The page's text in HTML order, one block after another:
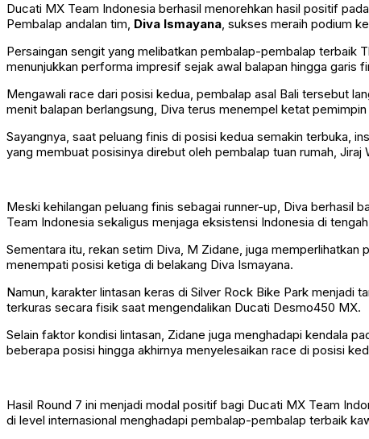
Ducati MX Team Indonesia berhasil menorehkan hasil positif
Pembalap andalan tim, Diva Ismayana, sukses meraih podium
Persaingan sengit yang melibatkan pembalap-pembalap terbaik
menunjukkan performa impresif sejak awal balapan hingga garis
Mengawali race dari posisi kedua, pembalap asal Bali tersebut
menit balapan berlangsung, Diva terus menempel ketat
Sayangnya, saat peluang finis di posisi kedua semakin terbuka,
yang membuat posisinya direbut oleh pembalap tuan rumah, Jiraj
Meski kehilangan peluang finis sebagai runner-up, Diva berhasil
Team Indonesia sekaligus menjaga eksistensi Indonesia di
Sementara itu, rekan setim Diva, M Zidane, juga
menempati posisi ketiga di belakang Diva Ismayana.
Namun, karakter lintasan keras di Silver Rock Bike Park menjadi
terkuras secara fisik saat mengendalikan Ducati Desmo450 MX.
Selain faktor kondisi lintasan, Zidane juga menghadapi kendala
beberapa posisi hingga akhirnya menyelesaikan race di posisi
Hasil Round 7 ini menjadi modal positif bagi Ducati MX Team
di level internasional menghadapi pembalap-pembalap terbaik